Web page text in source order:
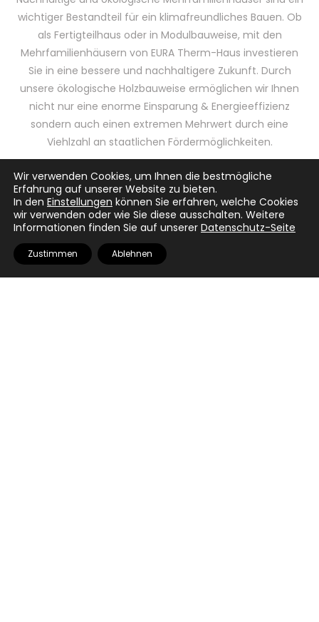
wichtiger Bestandteil für ein klimafreundliches Bauen. Ob
als Fertigteilhaus oder in Modulbauweise, mit den
Mehrfamilienhäusern von EURA Therm-Haus investieren
Sie in eine bessere und nachhaltigere Zukunft. Durch
unsere ökologische Holzbauweise ermöglichen wir Ihnen
nicht nur eine enorme Einsparung & Energieeffizienz
sondern auch einen extremen Mehrwert durch eine
Viehlzahl an staatlichen Fördermöglichkeiten.
Wir verwenden Cookies, um Ihnen die bestmögliche
Erfahrung auf unserer Website zu bieten.
In den Einstellungen können Sie erfahren, welche Cookies
wir verwenden oder wie Sie diese ausschalten. Weitere
Informationen finden Sie auf unserer Datenschutz-Seite
Zustimmen Ablehnen